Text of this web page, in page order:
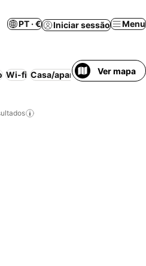
PT · € Iniciar sessão Menu
Wi-fi Casa/apartamento inteiro
Ver mapa